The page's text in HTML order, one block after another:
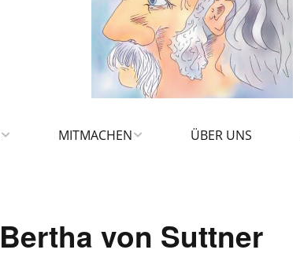
MITMACHEN ÜBER UNS
Bertha von Suttner